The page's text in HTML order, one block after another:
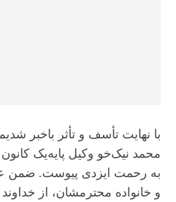
با نهایت تأسف و تأثر باخبر
محمد نیک‌خو وکیل پایه‌یک
به رحمت ایزدی پیوست. ضمن
و خانواده محترمشان، از